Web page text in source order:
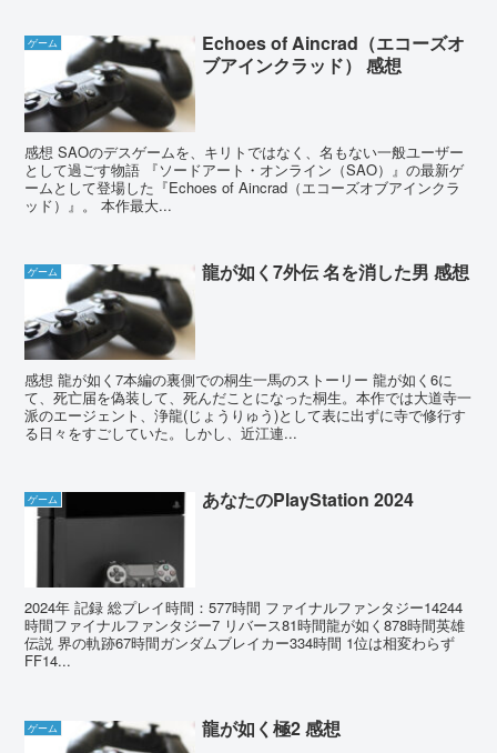
ゲーム
Echoes of Aincrad（エコーズオ
ブアインクラッド） 感想
感想 SAOのデスゲームを、キリトではなく、名もない一般ユーザー
として過ごす物語 『ソードアート・オンライン（SAO）』の最新ゲ
ームとして登場した『Echoes of Aincrad（エコーズオブアインクラ
ッド）』。 本作最大...
ゲーム 龍が如く7外伝 名を消した男 感想
感想 龍が如く7本編の裏側での桐生一馬のストーリー 龍が如く6に
て、死亡届を偽装して、死んだことになった桐生。本作では大道寺一
派のエージェント、浄龍(じょうりゅう)として表に出ずに寺で修行す
る日々をすごしていた。しかし、近江連...
ゲーム あなたのPlayStation 2024
2024年 記録 総プレイ時間：577時間 ファイナルファンタジー14244
時間ファイナルファンタジー7 リバース81時間龍が如く878時間英雄
伝説 界の軌跡67時間ガンダムブレイカー334時間 1位は相変わらず
FF14...
ゲーム 龍が如く極2 感想